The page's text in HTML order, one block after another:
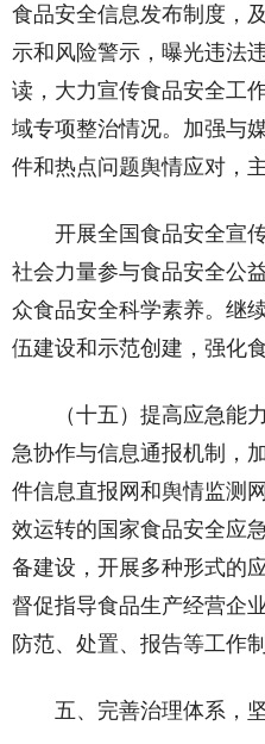
食品安全信息发布制度，
示和风险警示，曝光违法
读，大力宣传食品安全工
域专项整治情况。加强与
件和热点问题舆情应对，
开展全国食品安全宣
社会力量参与食品安全公
众食品安全科学素养。继
伍建设和示范创建，强化
（十五）提高应急能
急协作与信息通报机制，
件信息直报网和舆情监测
效运转的国家食品安全应
备建设，开展多种形式的
督促指导食品生产经营企
防范、处置、报告等工作制
五、完善治理体系，